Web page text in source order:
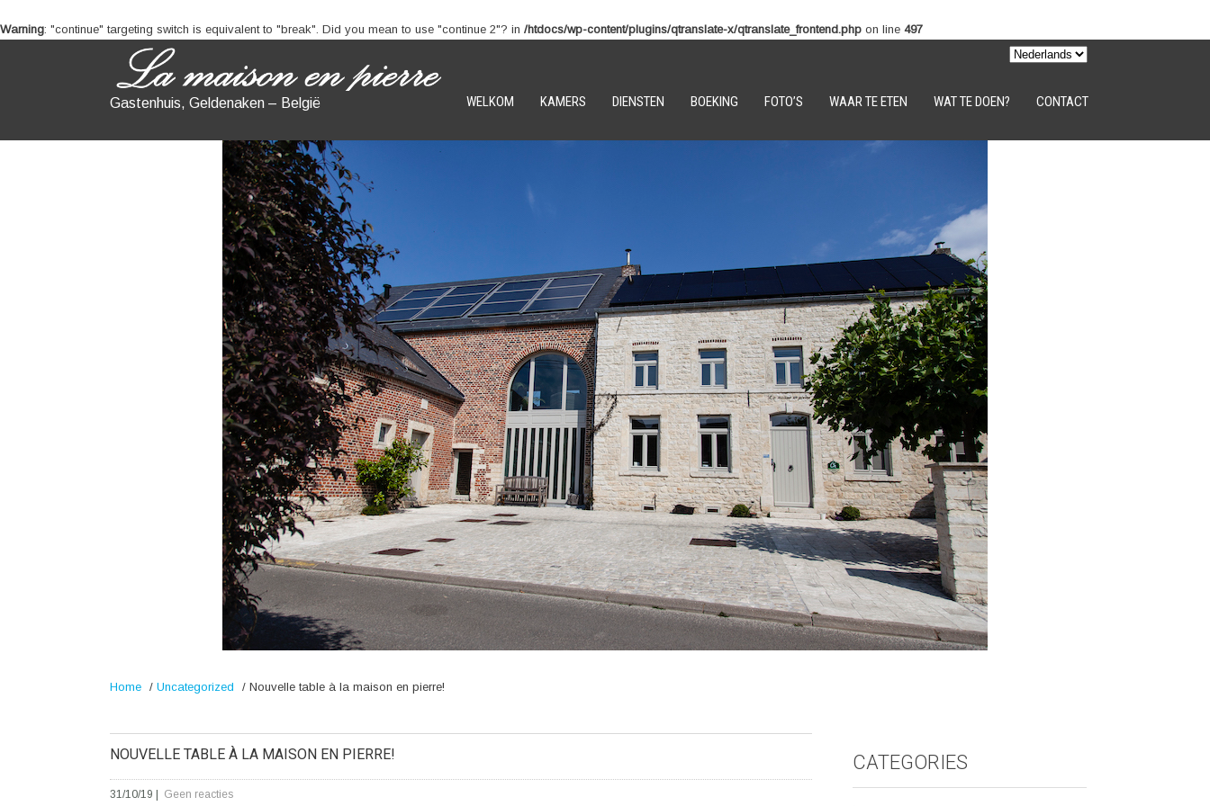
Warning: "continue" targeting switch is equivalent to "break". Did you mean to use "continue 2"? in /htdocs/wp-content/plugins/qtranslate-x/qtranslate_frontend.php on line 497
Gastenhuis, Geldenaken – België WELKOM KAMERS DIENSTEN BOEKING FOTO’S WAAR TE ETEN WAT TE DOEN? CONTACT
Home / Uncategorized / Nouvelle table à la maison en pierre!
NOUVELLE TABLE À LA MAISON EN PIERRE!
31/10/19 Geen reacties
CATEGORIES